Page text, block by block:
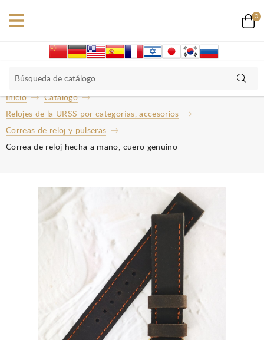
0
Inicio
Catalogo
Relojes de la URSS por categorías, accesorios
Correas de reloj y pulseras
Correa de reloj hecha a mano, cuero genuino